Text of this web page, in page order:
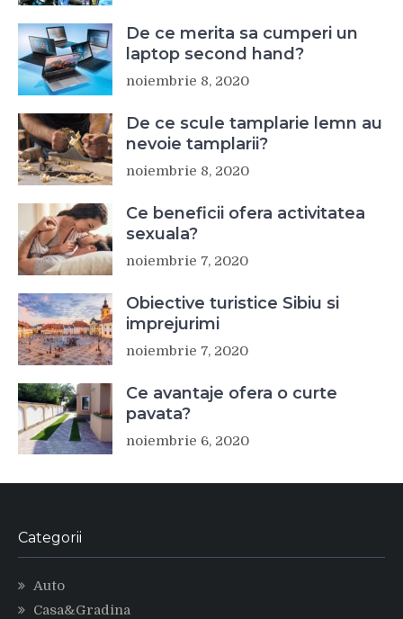
De ce merita sa cumperi un
laptop second hand?
noiembrie 8, 2020
De ce scule tamplarie lemn au
nevoie tamplarii?
noiembrie 8, 2020
Ce beneficii ofera activitatea
sexuala?
noiembrie 7, 2020
Obiective turistice Sibiu si
imprejurimi
noiembrie 7, 2020
Ce avantaje ofera o curte
pavata?
noiembrie 6, 2020
Categorii
Auto
Casa&Gradina